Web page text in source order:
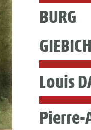
BURG
Louis